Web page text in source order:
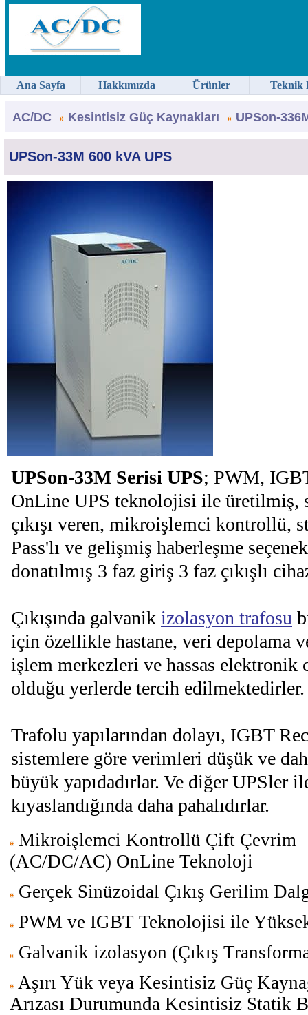
AC/DC Kesintisiz Güç Kaynakları UPSon-
UPSon-33M 600 kVA UPS
UPSon-33M Serisi UPS; PWM,
OnLine UPS teknolojisi ile üretilmiş,
çıkışı veren, mikroişlemci kontrollü,
Pass'lı ve gelişmiş haberleşme
donatılmış 3 faz giriş 3 faz çıkışlı
Çıkışında galvanik izolasyon trafosu
için özellikle hastane, veri depolama
işlem merkezleri ve hassas elektronik
olduğu yerlerde tercih edilmektedirler.
Trafolu yapılarından dolayı, IGBT
sistemlere göre verimleri düşük ve
büyük yapıdadırlar. Ve diğer UPSler
kıyaslandığında daha pahalıdırlar.
Mikroişlemci Kontrollü Çift Çevrim
(AC/DC/AC) OnLine Teknoloji
Gerçek Sinüzoidal Çıkış Gerilim
PWM ve IGBT Teknolojisi ile
Galvanik izolasyon (Çıkış
Aşırı Yük veya Kesintisiz Güç
Arızası Durumunda Kesintisiz Statik
Ana Sayfa Hakkımızda Ürünler Teknik